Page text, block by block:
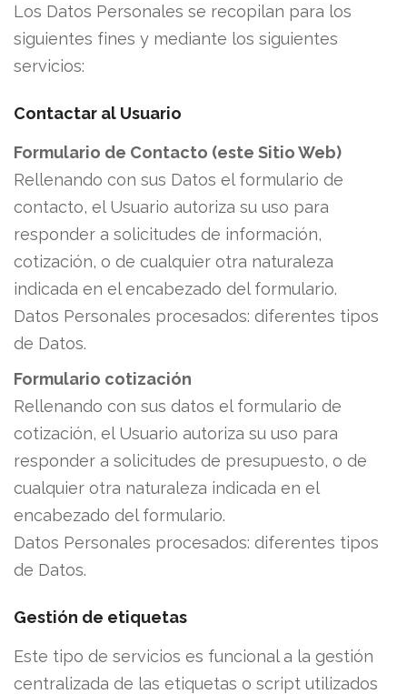
Los Datos Personales se recopilan para los
siguientes fines y mediante los siguientes
servicios:
Contactar al Usuario
Formulario de Contacto (este Sitio Web)
Rellenando con sus Datos el formulario de
contacto, el Usuario autoriza su uso para
responder a solicitudes de información,
cotización, o de cualquier otra naturaleza
indicada en el encabezado del formulario.
Datos Personales procesados: diferentes tipos
de Datos.
Formulario cotización
Rellenando con sus datos el formulario de
cotización, el Usuario autoriza su uso para
responder a solicitudes de presupuesto, o de
cualquier otra naturaleza indicada en el
encabezado del formulario.
Datos Personales procesados: diferentes tipos
de Datos.
Gestión de etiquetas
Este tipo de servicios es funcional a la gestión
centralizada de las etiquetas o script utilizados